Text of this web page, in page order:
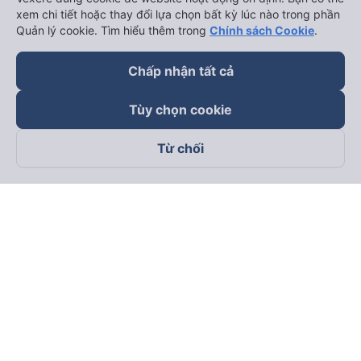
Theo dõi chúng tôi trên
xem chi tiết hoặc thay đổi lựa chọn bất kỳ lúc nào trong phần
Quản lý cookie. Tìm hiểu thêm trong Chính sách Cookie.
Chấp nhận tất cả
Tùy chọn cookie
Từ chối